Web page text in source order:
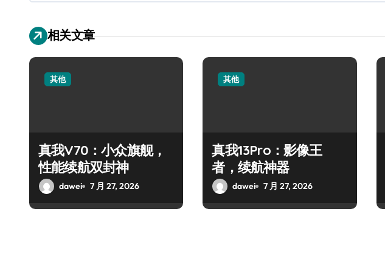
相关文章
其他
真我V70：小众旗舰，
性能续航双封神
dawei 7 月 27, 2026
其他
真我13Pro：影像王
者，续航神器
dawei 7 月 27, 2026